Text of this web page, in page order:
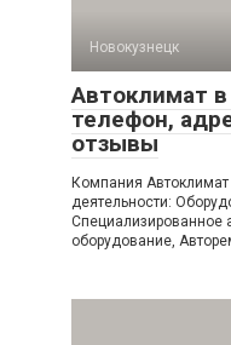
Новокузнецк
Автоклимат
телефон,
отзывы
Компания
деятельности:
Специализированное
оборудование,